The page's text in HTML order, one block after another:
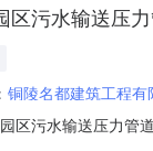
污水输送压
铜陵名都建筑工程有
区污水输送压力管